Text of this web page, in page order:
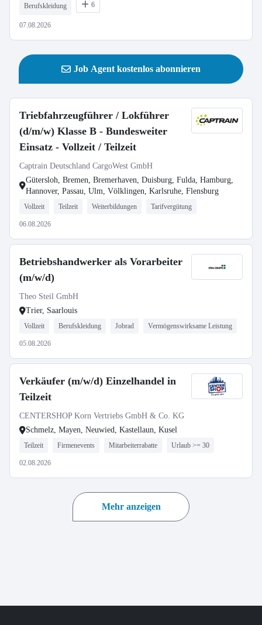
Berufskleidung 6
07.08.2026
Job Agent kostenlos abonnieren
Triebfahrzeugführer / Lokführer
(d/m/w) Klasse B - Bundesweiter
Einsatz - Vollzeit / Teilzeit
Captrain Deutschland CargoWest GmbH
Gütersloh, Bremen, Bremerhaven, Duisburg, Fulda, Hamburg,
Hannover, Passau, Ulm, Völklingen, Karlsruhe, Flensburg
Vollzeit Teilzeit Weiterbildungen Tarifvergütung
06.08.2026
Betriebshandwerker als Vorarbeiter
(m/w/d)
Theo Steil GmbH
Trier, Saarlouis
Vollzeit Berufskleidung Jobrad Vermögenswirksame Leistung
05.08.2026
Verkäufer (m/w/d) Einzelhandel in
Teilzeit
CENTERSHOP Korn Vertriebs GmbH & Co. KG
Schmelz, Mayen, Neuwied, Kastellaun, Kusel
Teilzeit Firmenevents Mitarbeiterrabatte Urlaub >= 30
02.08.2026
Mehr anzeigen